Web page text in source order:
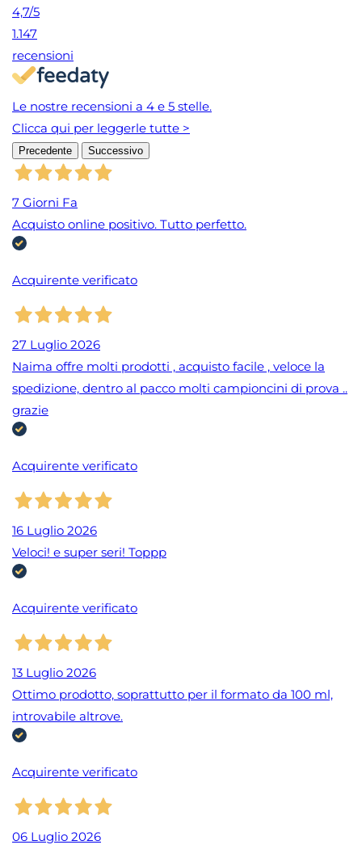
4,7/5
1.147
recensioni
Le nostre recensioni a 4 e 5 stelle.
Clicca qui per leggerle tutte >
Precedente Successivo
7 Giorni Fa
Acquisto online positivo. Tutto perfetto.
Acquirente verificato
27 Luglio 2026
Naima offre molti prodotti , acquisto facile , veloce la
spedizione, dentro al pacco molti campioncini di prova ..
grazie
Acquirente verificato
16 Luglio 2026
Veloci! e super seri! Toppp
Acquirente verificato
13 Luglio 2026
Ottimo prodotto, soprattutto per il formato da 100 ml,
introvabile altrove.
Acquirente verificato
06 Luglio 2026